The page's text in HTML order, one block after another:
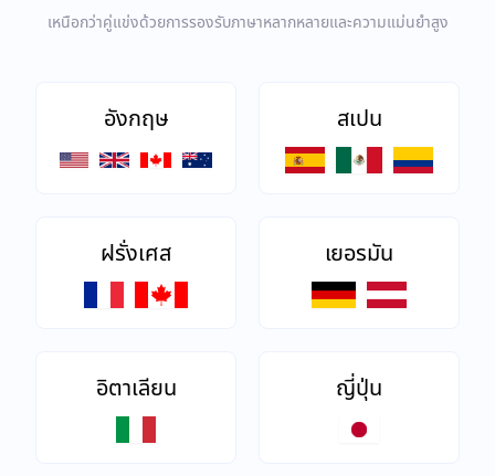
เหนือกว่าคู่แข่งด้วยการรองรับภาษาหลากหลายและความแม่นยำสูง
อังกฤษ สเปน
ฝรั่งเศส เยอรมัน
อิตาเลียน ญี่ปุ่น